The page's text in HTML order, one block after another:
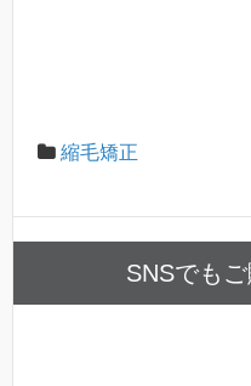
縮毛矯正
SNSでもご